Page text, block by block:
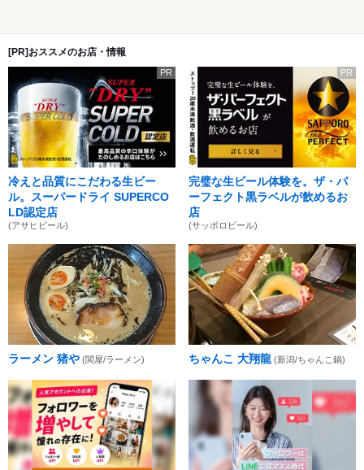
[PR]おススメのお店・情報
PR
冷えと品質にこだわる生ビー
ル。スーパードライ SUPERCO
LD認定店
(アサヒビール)
PR
完璧な生ビール体験を。ザ・パ
ーフェクト黒ラベルが飲めるお
店
(サッポロビール)
ラーメン 猪や (関屋/ラーメン) ちゃんこ 大翔龍 (新潟/ちゃんこ鍋)